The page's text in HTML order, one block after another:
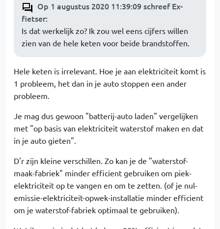
Op 1 augustus 2020 11:39:09 schreef Ex-
fietser:
Is dat werkelijk zo? Ik zou wel eens cijfers willen
zien van de hele keten voor beide brandstoffen.
Hele keten is irrelevant. Hoe je aan elektriciteit komt is
1 probleem, het dan in je auto stoppen een ander
probleem.
Je mag dus gewoon "batterij-auto laden" vergelijken
met "op basis van elektriciteit waterstof maken en dat
in je auto gieten".
D'r zijn kleine verschillen. Zo kan je de "waterstof-
maak-fabriek" minder efficient gebruiken om piek-
elektriciteit op te vangen en om te zetten. (of je nul-
emissie-elektriciteit-opwek-installatie minder efficient
om je waterstof-fabriek optimaal te gebruiken).